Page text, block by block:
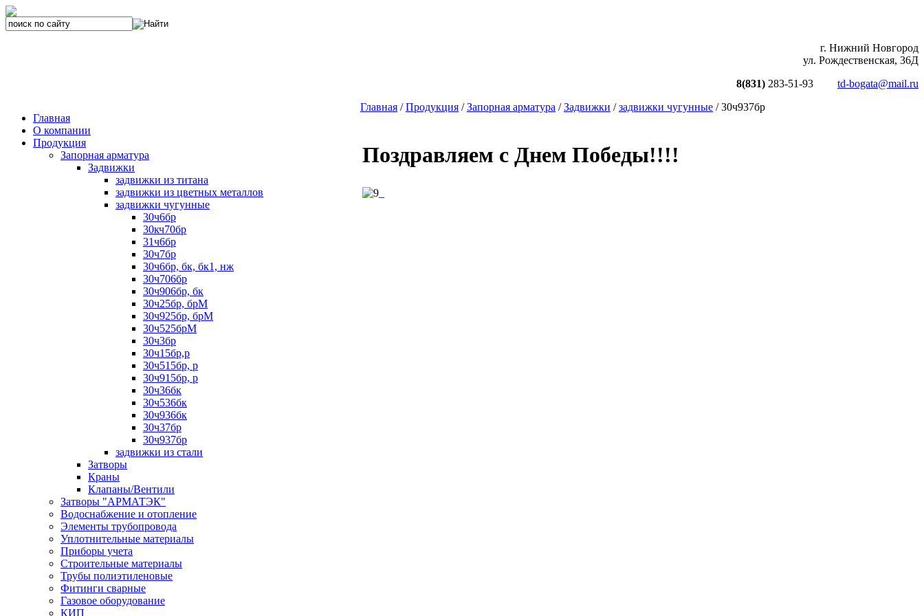
г. Нижний Новгород
ул. Рождественская, 36Д
8(831) 283-51-93 td-bogata@mail.ru
Главная
О компании
Продукция
Запорная арматура
Задвижки
задвижки из титана
задвижки из цветных металлов
задвижки чугунные
30ч6бр
30кч70бр
31ч6бр
30ч7бр
30ч6бр, бк, бк1, нж
30ч706бр
30ч906бр, бк
30ч25бр, брМ
30ч925бр, брМ
30ч525брМ
30ч3бр
30ч15бр,р
30ч515бр, р
30ч915бр, р
30ч36бк
30ч536бк
30ч936бк
30ч37бр
30ч937бр
задвижки из стали
Затворы
Краны
Клапаны/Вентили
Затворы "АРМАТЭК"
Водоснабжение и отопление
Элементы трубопровода
Уплотнительные материалы
Приборы учета
Строительные материалы
Трубы полиэтиленовые
Фитинги сварные
Газовое оборудование
КИП
Главная /Продукция /Запорная арматура /Задвижки /задвижки чугунные / 30ч937бр
Поздравляем с Днем Победы!!!!